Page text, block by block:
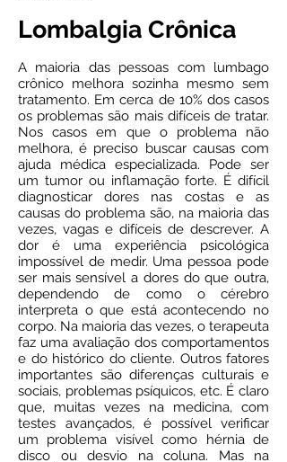
Lombalgia Crônica
A maioria das pessoas com lumbago
crônico melhora sozinha mesmo sem
tratamento. Em cerca de 10% dos casos
os problemas são mais difíceis de tratar.
Nos casos em que o problema não
melhora, é preciso buscar causas com
ajuda médica especializada. Pode ser
um tumor ou inflamação forte. É difícil
diagnosticar dores nas costas e as
causas do problema são, na maioria das
vezes, vagas e difíceis de descrever. A
dor é uma experiência psicológica
impossível de medir. Uma pessoa pode
ser mais sensível a dores do que outra,
dependendo de como o cérebro
interpreta o que está acontecendo no
corpo. Na maioria das vezes, o terapeuta
faz uma avaliação dos comportamentos
e do histórico do cliente. Outros fatores
importantes são diferenças culturais e
sociais, problemas psíquicos, etc. É claro
que, muitas vezes na medicina, com
testes avançados, é possível verificar
um problema visível como hérnia de
disco ou desvio na coluna. Mas na